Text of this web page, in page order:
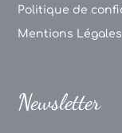
Politique de
Mentions Légales
Newsletter